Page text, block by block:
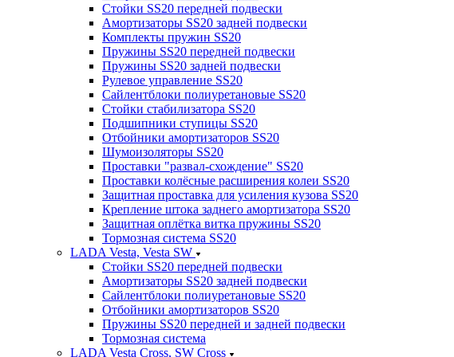
Стойки SS20 передней подвески
Амортизаторы SS20 задней подвески
Комплекты пружин SS20
Пружины SS20 передней подвески
Пружины SS20 задней подвески
Рулевое управление SS20
Сайлентблоки полиуретановые SS20
Стойки стабилизатора SS20
Подшипники ступицы SS20
Отбойники амортизаторов SS20
Шумоизоляторы SS20
Проставки "развал-схождение" SS20
Проставки колёсные расширения колеи SS20
Защитная проставка для усиления кузова SS20
Крепление штока заднего амортизатора SS20
Защитная оплётка витка пружины SS20
Тормозная система SS20
LADA Vesta, Vesta SW
Стойки SS20 передней подвески
Амортизаторы SS20 задней подвески
Сайлентблоки полиуретановые SS20
Отбойники амортизаторов SS20
Пружины SS20 передней и задней подвески
Тормозная система
LADA Vesta Cross, SW Cross